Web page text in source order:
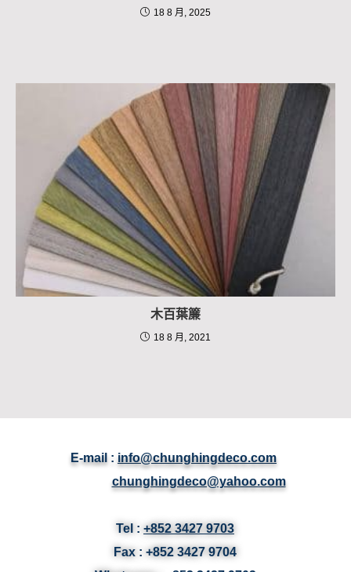
18 8 月, 2025
木百葉簾
18 8 月, 2021
E-mail : info@chunghingdeco.com
chunghingdeco@yahoo.com
Tel : +852 3427 9703
Fax : +852 3427 9704